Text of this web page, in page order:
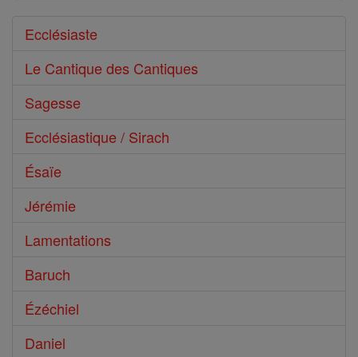
Ecclésiaste
Le Cantique des Cantiques
Sagesse
Ecclésiastique / Sirach
Ésaïe
Jérémie
Lamentations
Baruch
Ézéchiel
Daniel